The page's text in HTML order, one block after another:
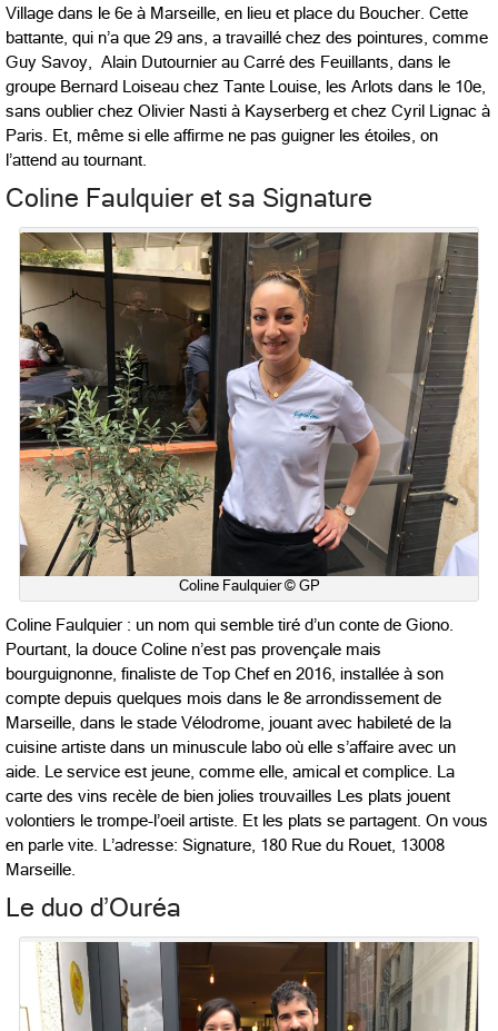
Village dans le 6e à Marseille, en lieu et place du Boucher. Cette
battante, qui n’a que 29 ans, a travaillé chez des pointures, comme
Guy Savoy, Alain Dutournier au Carré des Feuillants, dans le
groupe Bernard Loiseau chez Tante Louise, les Arlots dans le 10e,
sans oublier chez Olivier Nasti à Kayserberg et chez Cyril Lignac à
Paris. Et, même si elle affirme ne pas guigner les étoiles, on
l’attend au tournant.
Coline Faulquier et sa Signature
Coline Faulquier © GP
Coline Faulquier : un nom qui semble tiré d’un conte de Giono.
Pourtant, la douce Coline n’est pas provençale mais
bourguignonne, finaliste de Top Chef en 2016, installée à son
compte depuis quelques mois dans le 8e arrondissement de
Marseille, dans le stade Vélodrome, jouant avec habileté de la
cuisine artiste dans un minuscule labo où elle s’affaire avec un
aide. Le service est jeune, comme elle, amical et complice. La
carte des vins recèle de bien jolies trouvailles Les plats jouent
volontiers le trompe-l’oeil artiste. Et les plats se partagent. On vous
en parle vite. L’adresse: Signature, 180 Rue du Rouet, 13008
Marseille.
Le duo d’Ouréa